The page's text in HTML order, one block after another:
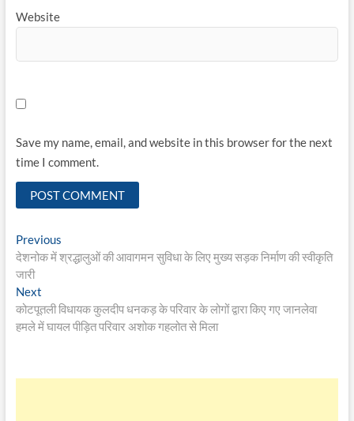
Website
Save my name, email, and website in this browser for the next
time I comment.
Post
navigation
PreviousPrevious
post:
देशनोक में श्रद्धालुओं की आवागमन सुविधा के लिए मुख्य सड़क निर्माण की स्वीकृति
जारी
NextNext
post:
कोटपूतली विधायक कुलदीप धनकड़ के परिवार के लोगों द्वारा किए गए जानलेवा
हमले में घायल पीड़ित परिवार अशोक गहलोत से मिला